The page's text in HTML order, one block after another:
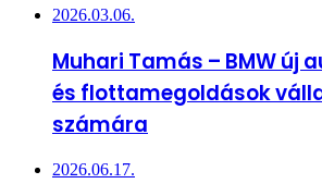
2026.03.06.
Muhari Tamás – BMW új
és flottamegoldások
számára
2026.06.17.